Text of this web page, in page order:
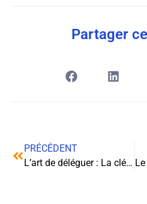
Partager
PRÉCÉDENT
L’art de déléguer : La clé d’un leadership efficace et épanouissant